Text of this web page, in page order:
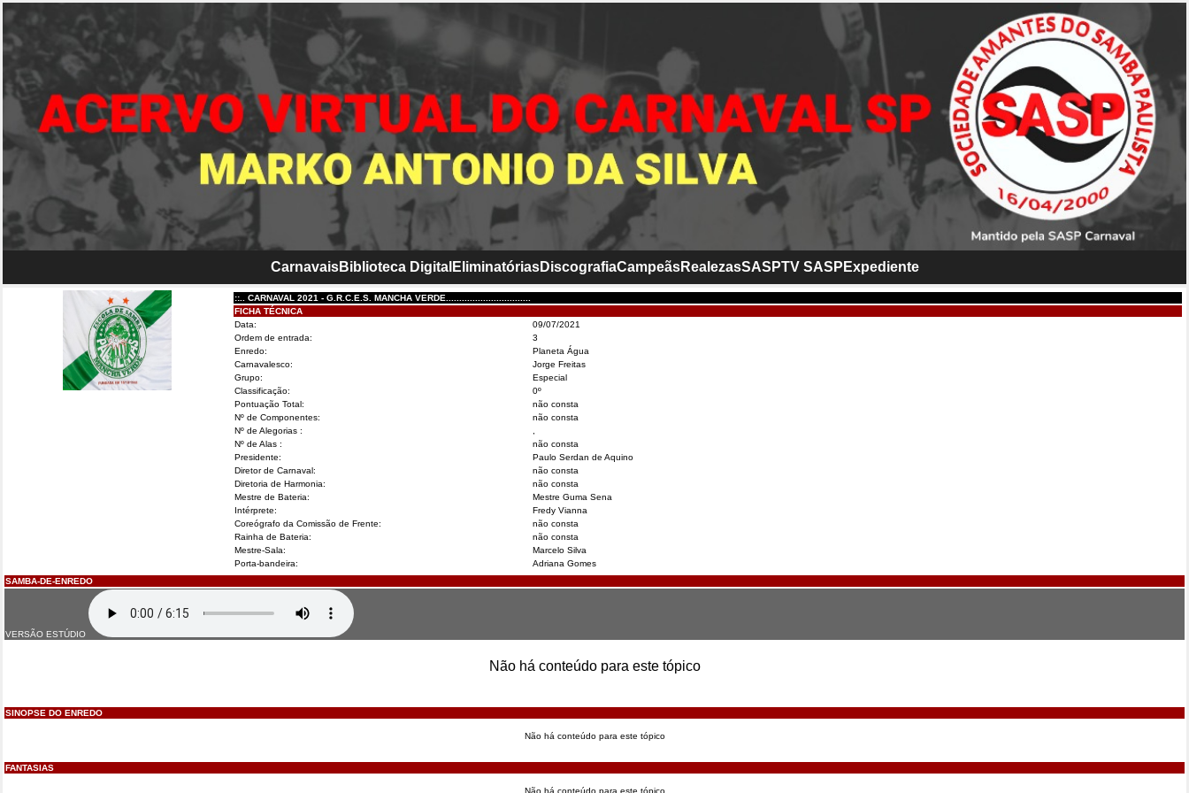
CarnavaisBiblioteca Digital EliminatóriasDiscografiaCampeãsRealezasSASPTV SASP Expediente
::.. CARNAVAL 2021 - G.R.C.E.S. MANCHA VERDE................................
FICHA TÉCNICA
Data:
09/07/2021
Ordem de entrada:
3
Enredo:
Planeta Água
Carnavalesco:
Jorge Freitas
Grupo:
Especial
Classificação:
0º
Pontuação Total:
não consta
Nº de Componentes:
não consta
Nº de Alegorias :
Nº de Alas :
não consta
Presidente:
Paulo Serdan de Aquino
Diretor de Carnaval:
não consta
Diretoria de Harmonia:
não consta
Mestre de Bateria:
Mestre Guma Sena
Intérprete:
Fredy Vianna
Coreógrafo da Comissão de Frente:
não consta
Rainha de Bateria:
não consta
Mestre-Sala:
Marcelo Silva
Porta-bandeira:
Adriana Gomes
SAMBA-DE-ENREDO
VERSÃO ESTÚDIO
Não há conteúdo para este tópico
SINOPSE DO ENREDO
Não há conteúdo para este tópico
FANTASIAS
Não há conteúdo para este tópico